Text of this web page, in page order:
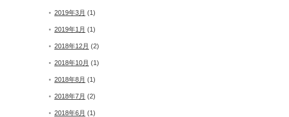
2019年3月 (1)
2019年1月 (1)
2018年12月 (2)
2018年10月 (1)
2018年8月 (1)
2018年7月 (2)
2018年6月 (1)